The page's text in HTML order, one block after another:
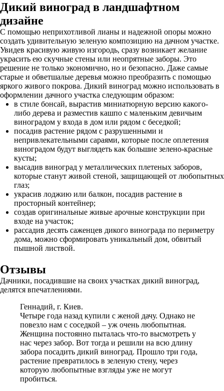
Дикий виноград в ландшафтном
дизайне
С помощью неприхотливой лианы и надежной опоры можно
создать удивительную зеленую композицию на дачном участке.
Увидев красивую живую изгородь, сразу возникает желание
украсить ею скучные стены или неопрятные заборы. Это
решение не только экономично, но и безопасно. Даже самые
старые и обветшалые деревья можно преобразить с помощью
яркого живого покрова. Дикий виноград можно использовать в
оформлении дачного участка следующим образом:
в стиле бонсай, вырастив миниатюрную версию какого-
либо дерева и разместив кашпо с маленьким девичьим
виноградом у входа в дом или рядом с беседкой;
посадив растение рядом с разрушенными и
непривлекательными сараями, которые после оплетения
виноградом будут выглядеть как большие зелено-красные
кусты;
высадив виноград у металлических плетеных заборов,
которые станут живой стеной, защищающей от любопытных
глаз;
украсив лоджию или балкон, посадив растение в
просторный контейнер;
создав оригинальные живые арочные конструкции при
входе на участок;
рассадив десять саженцев дикого винограда по периметру
дома, можно сформировать уникальный дом, обвитый
пышной листвой.
Отзывы
Дачники, посадившие на своих участках дикий виноград,
делятся впечатлениями.
Геннадий, г. Киев.
Четыре года назад купили с женой дачу. Однако не
повезло нам с соседкой – уж очень любопытная.
Женщина постоянно пыталась что-то высмотреть у
нас через забор. Вот тогда и решили на всю длину
забора посадить дикий виноград. Прошло три года,
растение превратилось в зеленую стену, через
которую любопытные взгляды уже не могут
пробиться.